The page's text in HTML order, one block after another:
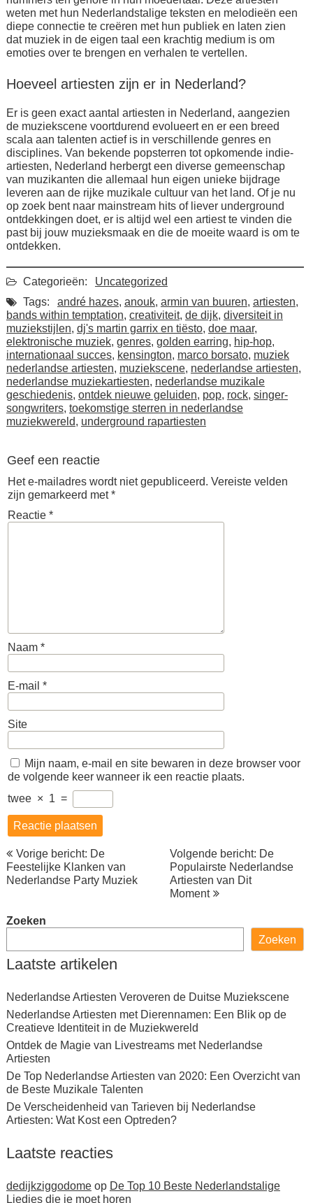
weten met hun Nederlandstalige teksten en melodieën een
diepe connectie te creëren met hun publiek en laten zien
dat muziek in de eigen taal een krachtig medium is om
emoties over te brengen en verhalen te vertellen.
Hoeveel artiesten zijn er in Nederland?
Er is geen exact aantal artiesten in Nederland, aangezien
de muziekscene voortdurend evolueert en er een breed
scala aan talenten actief is in verschillende genres en
disciplines. Van bekende popsterren tot opkomende indie-
artiesten, Nederland herbergt een diverse gemeenschap
van muzikanten die allemaal hun eigen unieke bijdrage
leveren aan de rijke muzikale cultuur van het land. Of je nu
op zoek bent naar mainstream hits of liever underground
ontdekkingen doet, er is altijd wel een artiest te vinden die
past bij jouw muzieksmaak en die de moeite waard is om te
ontdekken.
Categorieën:
Uncategorized
Tags:
andré hazes, anouk, armin van buuren, artiesten,
bands within temptation, creativiteit, de dijk, diversiteit in
muziekstijlen, dj's martin garrix en tiësto, doe maar,
elektronische muziek, genres, golden earring, hip-hop,
internationaal succes, kensington, marco borsato, muziek
nederlandse artiesten, muziekscene, nederlandse artiesten,
nederlandse muziekartiesten, nederlandse muzikale
geschiedenis, ontdek nieuwe geluiden, pop, rock, singer-
songwriters, toekomstige sterren in nederlandse
muziekwereld, underground rapartiesten
Geef een reactie
Het e-mailadres wordt niet gepubliceerd. Vereiste velden
zijn gemarkeerd met*
Reactie *
Naam *
E-mail *
Site
Mijn naam, e-mail en site bewaren in deze browser voor
de volgende keer wanneer ik een reactie plaats.
twee × 1 =
Berichtnavigatie
Vorige bericht: De
Feestelijke Klanken van
Nederlandse Party Muziek
Volgende bericht: De
Populairste Nederlandse
Artiesten van Dit
Moment
Zoeken
Zoeken
Laatste artikelen
Nederlandse Artiesten Veroveren de Duitse Muziekscene
Nederlandse Artiesten met Dierennamen: Een Blik op de
Creatieve Identiteit in de Muziekwereld
Ontdek de Magie van Livestreams met Nederlandse
Artiesten
De Top Nederlandse Artiesten van 2020: Een Overzicht van
de Beste Muzikale Talenten
De Verscheidenheid van Tarieven bij Nederlandse
Artiesten: Wat Kost een Optreden?
Laatste reacties
dedijkziggodomeop De Top 10 Beste Nederlandstalige
Liedjes die je moet horen